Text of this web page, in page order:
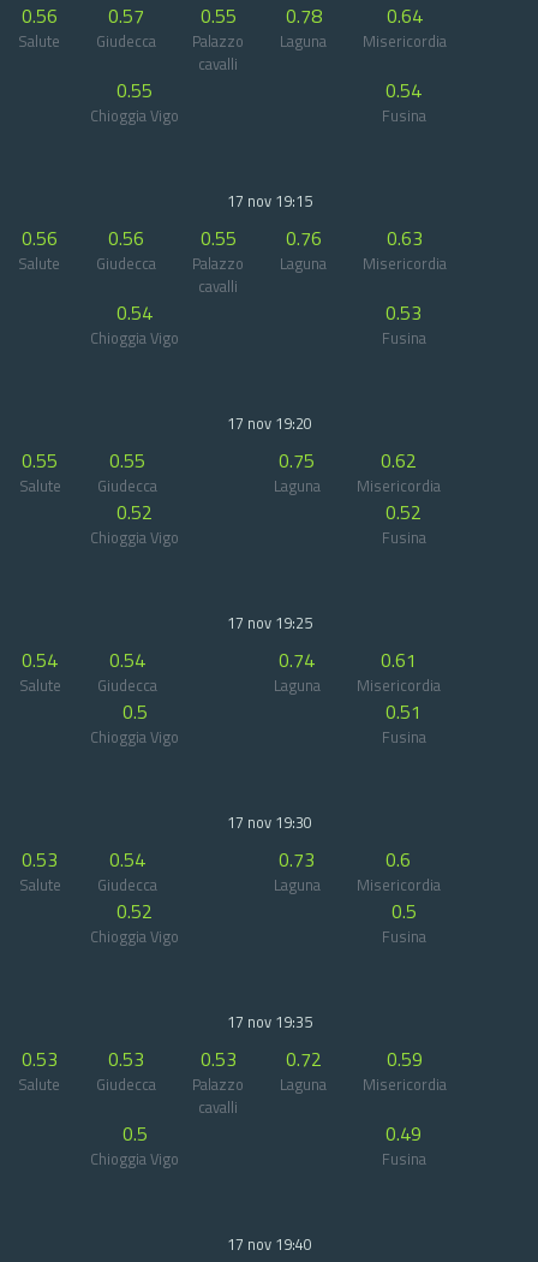
0.56
Salute
0.57
Giudecca
0.55
Palazzo
cavalli
0.78
Laguna
0.64
Misericordia
0.55
Chioggia Vigo
0.54
Fusina
17 nov 19:15
0.56
Salute
0.56
Giudecca
0.55
Palazzo
cavalli
0.76
Laguna
0.63
Misericordia
0.54
Chioggia Vigo
0.53
Fusina
17 nov 19:20
0.55
Salute
0.55
Giudecca
0.75
Laguna
0.62
Misericordia
0.52
Chioggia Vigo
0.52
Fusina
17 nov 19:25
0.54
Salute
0.54
Giudecca
0.74
Laguna
0.61
Misericordia
0.5
Chioggia Vigo
0.51
Fusina
17 nov 19:30
0.53
Salute
0.54
Giudecca
0.73
Laguna
0.6
Misericordia
0.52
Chioggia Vigo
0.5
Fusina
17 nov 19:35
0.53
Salute
0.53
Giudecca
0.53
Palazzo
cavalli
0.72
Laguna
0.59
Misericordia
0.5
Chioggia Vigo
0.49
Fusina
17 nov 19:40